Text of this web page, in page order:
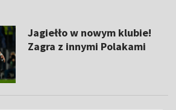
Jagiełło w nowym klubie!
Zagra z innymi Polakami